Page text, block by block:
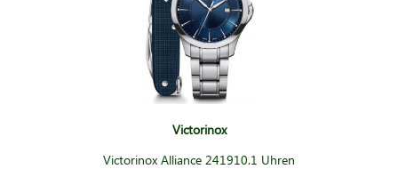
Victorinox
Victorinox Alliance 241910.1 Uhren